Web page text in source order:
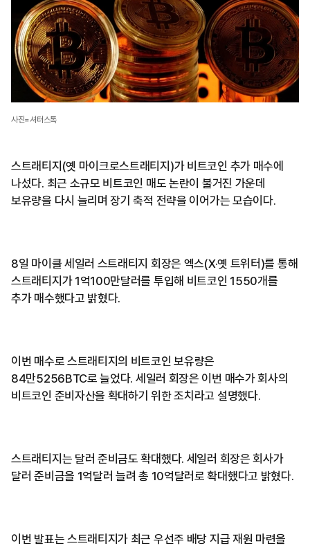
사진=셔터스톡
스트래티지(옛 마이크로스트래티지)가 비트코인 추가 매수에
나섰다. 최근 소규모 비트코인 매도 논란이 불거진 가운데
보유량을 다시 늘리며 장기 축적 전략을 이어가는 모습이다.
8일 마이클 세일러 스트래티지 회장은 엑스(X·옛 트위터)를 통해
스트래티지가 1억100만달러를 투입해 비트코인 1550개를
추가 매수했다고 밝혔다.
이번 매수로 스트래티지의 비트코인 보유량은
84만5256BTC로 늘었다. 세일러 회장은 이번 매수가 회사의
비트코인 준비자산을 확대하기 위한 조치라고 설명했다.
스트래티지는 달러 준비금도 확대했다. 세일러 회장은 회사가
달러 준비금을 1억달러 늘려 총 10억달러로 확대했다고 밝혔다.
이번 발표는 스트래티지가 최근 우선주 배당 지급 재원 마련을